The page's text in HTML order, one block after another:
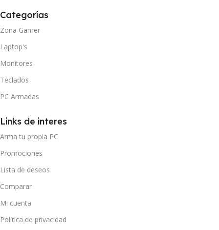
Categorías
Zona Gamer
Laptop's
Monitores
Teclados
PC Armadas
Links de interes
Arma tu propia PC
Promociones
Lista de deseos
Comparar
Mi cuenta
Política de privacidad